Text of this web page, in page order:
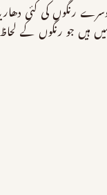
رنگوں کی کئی
ہیں جو رنگوں کے